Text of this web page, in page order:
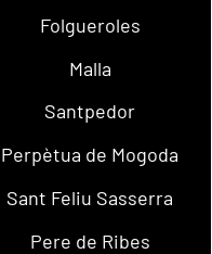
Folgueroles
Malla
Santpedor
Perpètua de Mogoda
Sant Feliu Sasserra
Pere de Ribes